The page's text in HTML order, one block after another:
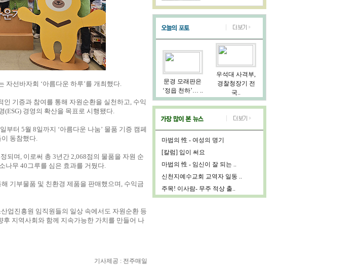
자선바자회 ‘아름다운 하루’를 개최했다.
기증과 참여를 통해 자원순환을 실천하고, 수익
(ESG) 경영의 확산을 목표로 시행됐다.
터 5월 8일까지 ‘아름다운 나눔’ 물품 기증 캠페
동참했다.
되며, 이로써 총 3년간 2,068점의 물품을 자원 순
나무 40그루를 심은 효과를 거뒀다.
기부물품 및 친환경 제품을 판매했으며, 수익금
업진흥원 임직원들의 일상 속에서도 자원순환 등
지역사회와 함께 지속가능한 가치를 만들어 나
기사제공 : 전주매일
문경 모래판은
‘정읍 천하’… ..
우석대 사격부,
경찰청장기 전
국..
마법의 性 - 여성의 명기
[칼럼] 입이 써요
마법의 性 - 임신이 잘 되는 ..
신천지예수교회 교역자 일동 ..
주목! 이사람- 무주 적상 출..